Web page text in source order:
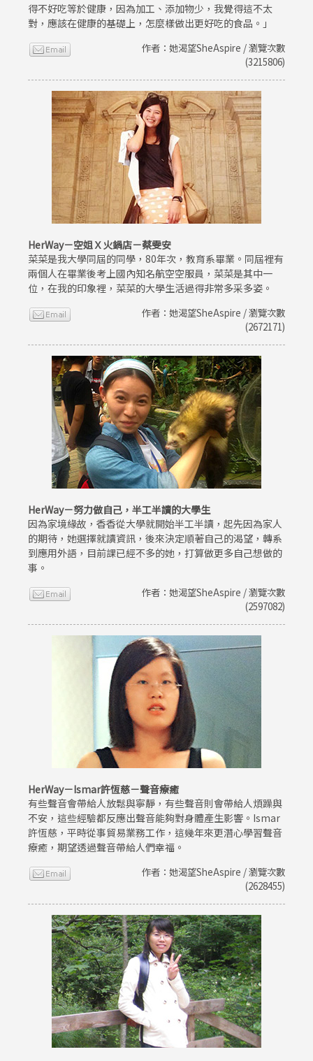
得不好吃等於健康，因為加工、添加物少，我覺得這不太
對，應該在健康的基礎上，怎麼樣做出更好吃的食品。」
作者：她渴望SheAspire / 瀏覽次數
(3215806)
HerWay－空姐Ｘ火鍋店－蔡雯安
菜菜是我大學同屆的同學，80年次，教育系畢業。同屆裡有
兩個人在畢業後考上國內知名航空空服員，菜菜是其中一
位，在我的印象裡，菜菜的大學生活過得非常多采多姿。
作者：她渴望SheAspire / 瀏覽次數
(2672171)
HerWay－努力做自己，半工半讀的大學生
因為家境緣故，香香從大學就開始半工半讀，起先因為家人
的期待，她選擇就讀資訊，後來決定順著自己的渴望，轉系
到應用外語，目前課已經不多的她，打算做更多自己想做的
事。
作者：她渴望SheAspire / 瀏覽次數
(2597082)
HerWay－Ismar許恆慈－聲音療癒
有些聲音會帶給人放鬆與寧靜，有些聲音則會帶給人煩躁與
不安，這些經驗都反應出聲音能夠對身體產生影響。Ismar
許恆慈，平時從事貿易業務工作，這幾年來更潛心學習聲音
療癒，期望透過聲音帶給人們幸福。
作者：她渴望SheAspire / 瀏覽次數
(2628455)